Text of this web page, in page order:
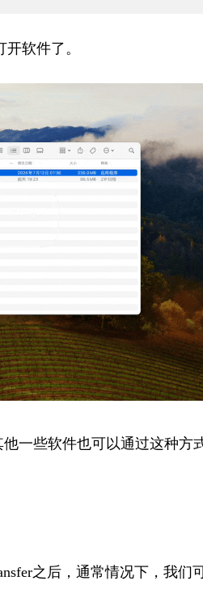
开软件了。
他一些软件也可以通过这种方
之后，通常情况下，我们